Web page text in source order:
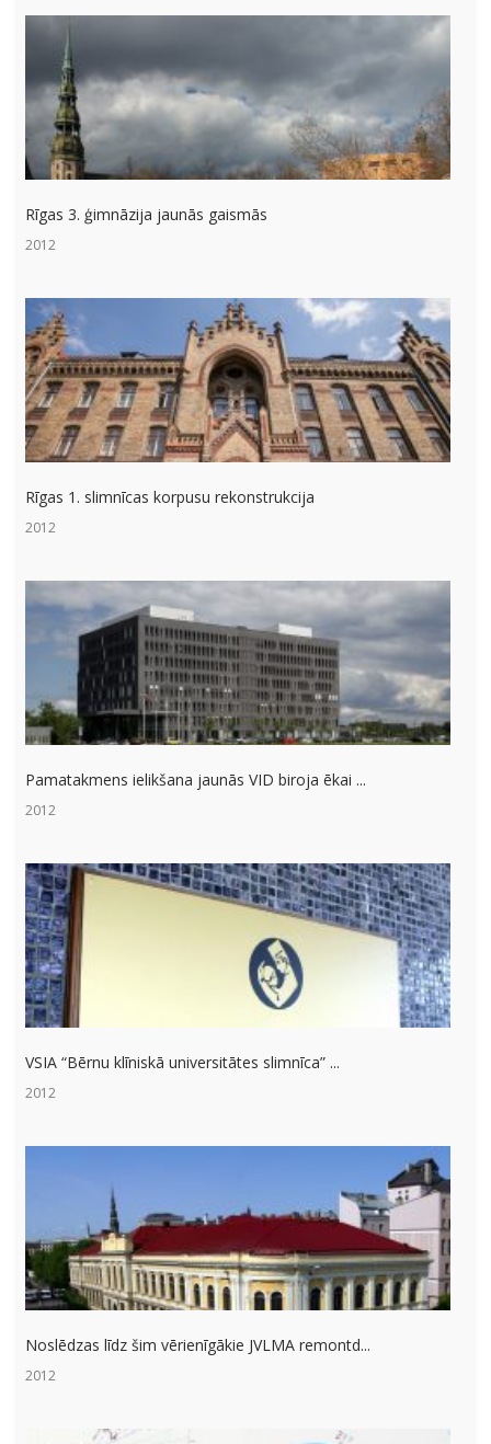
Rīgas 3. ģimnāzija jaunās gaismās
2012
Rīgas 1. slimnīcas korpusu rekonstrukcija
2012
Pamatakmens ielikšana jaunās VID biroja ēkai ...
2012
VSIA “Bērnu klīniskā universitātes slimnīca” ...
2012
Noslēdzas līdz šim vērienīgākie JVLMA remontd...
2012